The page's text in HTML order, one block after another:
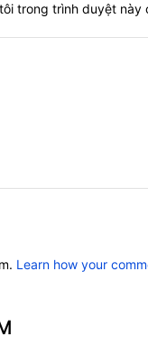
trong trình duyệt này
Learn how your